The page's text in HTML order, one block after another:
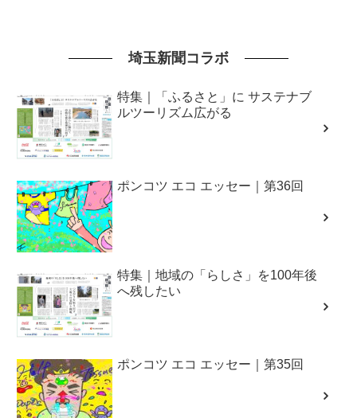
埼玉新聞コラボ
特集｜「ふるさと」に サステナブ
ルツーリズム広がる
ポンコツ エコ エッセー｜第36回
特集｜地域の「らしさ」を100年後
へ残したい
ポンコツ エコ エッセー｜第35回